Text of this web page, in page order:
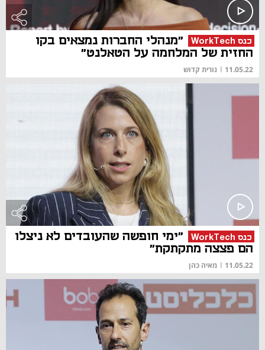
כנס WorkTech
"מנהלי החברות נמצאים בקו
החזית של המלחמה על הטאלנט"
11.05.22
| נורית קדוש
כנס WorkTech
"ימי חופשה שהעובדים לא ניצלו
הם פצצה מתקתקת"
11.05.22
| מאיה כהן